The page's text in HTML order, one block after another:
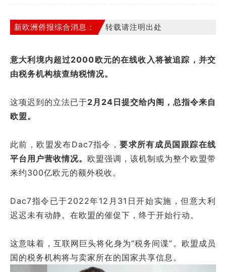
新欧洲侨报综合消息： 转载请注明出处
意大利境内超过2000欧元的在线收入将被追踪，并交
由税务机构核查纳税情况。
这项迟到的立法已于2月24日提交给内阁，总指令来自
欧盟。
此前，欧盟发布Dac7指令，要求所有成员国跟踪在线
平台用户营收情况。 欧盟强调，该机制或为整个欧盟带
来约300亿欧元的额外税收。
Dac7指令已于2022年12月31日开始实施，但意大利
迟迟未有动静。在欧盟的催促下，终于开始行动。
这意味着，互联网巨头将化身为“税务间谍”。欧盟成员
国的税务机构将与卖家所在的国家共享信息。